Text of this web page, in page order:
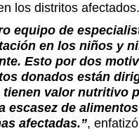
los distritos
equipo de
en los niños y
Esto por dos
donados están
tienen valor nutritivo
escasez de
afectadas.”,